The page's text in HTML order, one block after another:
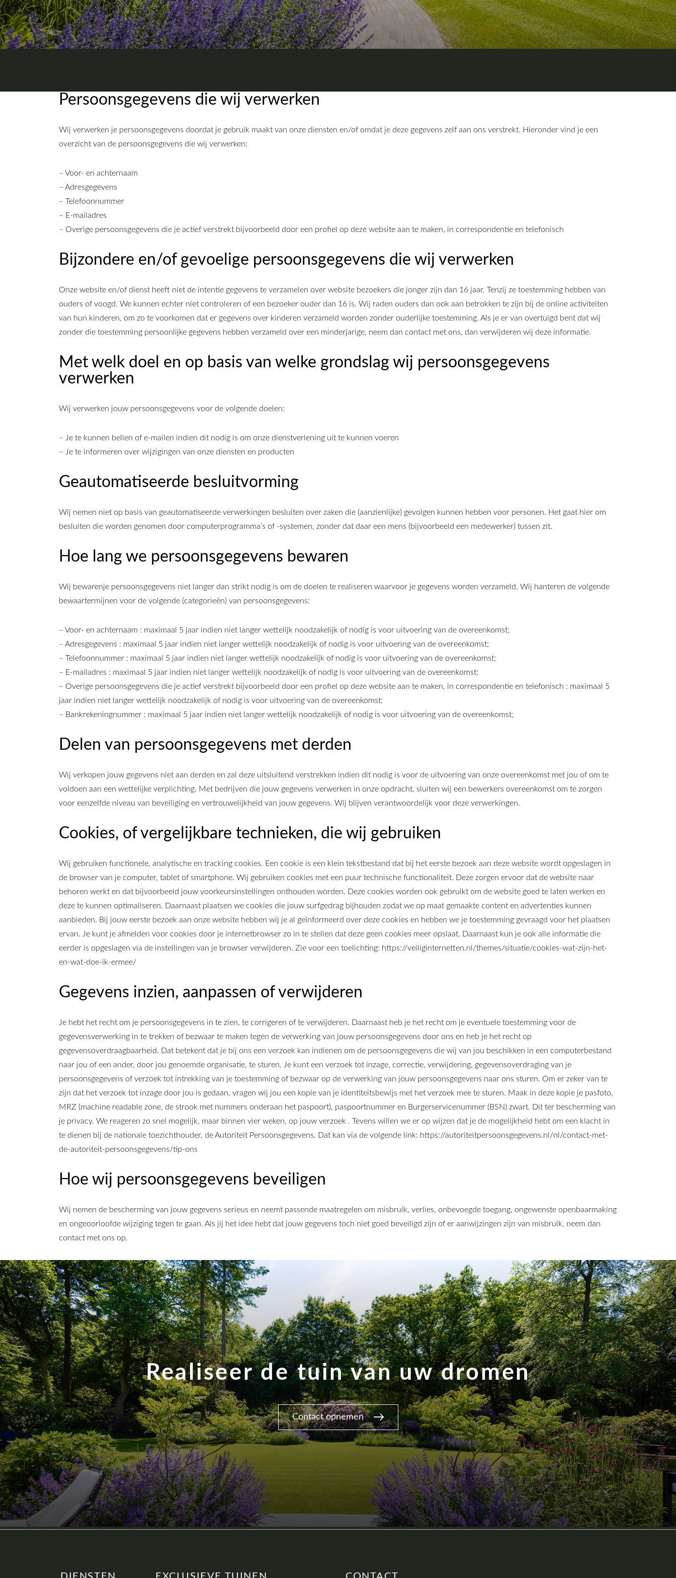
Persoonsgegevens die wij verwerken
Wij verwerken je persoonsgegevens doordat je gebruik maakt van onze diensten en/of omdat je deze gegevens zelf aan ons verstrekt. Hieronder vind je een
overzicht van de persoonsgegevens die wij verwerken:
– Voor- en achternaam
– Adresgegevens
– Telefoonnummer
– E-mailadres
– Overige persoonsgegevens die je actief verstrekt bijvoorbeeld door een profiel op deze website aan te maken, in correspondentie en telefonisch
Bijzondere en/of gevoelige persoonsgegevens die wij verwerken
Onze website en/of dienst heeft niet de intentie gegevens te verzamelen over website bezoekers die jonger zijn dan 16 jaar. Tenzij ze toestemming hebben van
ouders of voogd. We kunnen echter niet controleren of een bezoeker ouder dan 16 is. Wij raden ouders dan ook aan betrokken te zijn bij de online activiteiten
van hun kinderen, om zo te voorkomen dat er gegevens over kinderen verzameld worden zonder ouderlijke toestemming. Als je er van overtuigd bent dat wij
zonder die toestemming persoonlijke gegevens hebben verzameld over een minderjarige, neem dan contact met ons, dan verwijderen wij deze informatie.
Met welk doel en op basis van welke grondslag wij persoonsgegevens
verwerken
Wij verwerken jouw persoonsgegevens voor de volgende doelen:
– Je te kunnen bellen of e-mailen indien dit nodig is om onze dienstverlening uit te kunnen voeren
– Je te informeren over wijzigingen van onze diensten en producten
Geautomatiseerde besluitvorming
Wij nemen niet op basis van geautomatiseerde verwerkingen besluiten over zaken die (aanzienlijke) gevolgen kunnen hebben voor personen. Het gaat hier om
besluiten die worden genomen door computerprogramma’s of -systemen, zonder dat daar een mens (bijvoorbeeld een medewerker) tussen zit.
Hoe lang we persoonsgegevens bewaren
Wij bewarenje persoonsgegevens niet langer dan strikt nodig is om de doelen te realiseren waarvoor je gegevens worden verzameld. Wij hanteren de volgende
bewaartermijnen voor de volgende (categorieën) van persoonsgegevens:
– Voor- en achternaam : maximaal 5 jaar indien niet langer wettelijk noodzakelijk of nodig is voor uitvoering van de overeenkomst;
– Adresgegevens : maximaal 5 jaar indien niet langer wettelijk noodzakelijk of nodig is voor uitvoering van de overeenkomst;
– Telefoonnummer : maximaal 5 jaar indien niet langer wettelijk noodzakelijk of nodig is voor uitvoering van de overeenkomst;
– E-mailadres : maximaal 5 jaar indien niet langer wettelijk noodzakelijk of nodig is voor uitvoering van de overeenkomst;
– Overige persoonsgegevens die je actief verstrekt bijvoorbeeld door een profiel op deze website aan te maken, in correspondentie en telefonisch : maximaal 5
jaar indien niet langer wettelijk noodzakelijk of nodig is voor uitvoering van de overeenkomst;
– Bankrekeningnummer : maximaal 5 jaar indien niet langer wettelijk noodzakelijk of nodig is voor uitvoering van de overeenkomst;
Delen van persoonsgegevens met derden
Wij verkopen jouw gegevens niet aan derden en zal deze uitsluitend verstrekken indien dit nodig is voor de uitvoering van onze overeenkomst met jou of om te
voldoen aan een wettelijke verplichting. Met bedrijven die jouw gegevens verwerken in onze opdracht, sluiten wij een bewerkers overeenkomst om te zorgen
voor eenzelfde niveau van beveiliging en vertrouwelijkheid van jouw gegevens. Wij blijven verantwoordelijk voor deze verwerkingen.
Cookies, of vergelijkbare technieken, die wij gebruiken
Wij gebruiken functionele, analytische en tracking cookies. Een cookie is een klein tekstbestand dat bij het eerste bezoek aan deze website wordt opgeslagen in
de browser van je computer, tablet of smartphone. Wij gebruiken cookies met een puur technische functionaliteit. Deze zorgen ervoor dat de website naar
behoren werkt en dat bijvoorbeeld jouw voorkeursinstellingen onthouden worden. Deze cookies worden ook gebruikt om de website goed te laten werken en
deze te kunnen optimaliseren. Daarnaast plaatsen we cookies die jouw surfgedrag bijhouden zodat we op maat gemaakte content en advertenties kunnen
aanbieden. Bij jouw eerste bezoek aan onze website hebben wij je al geïnformeerd over deze cookies en hebben we je toestemming gevraagd voor het plaatsen
ervan. Je kunt je afmelden voor cookies door je internetbrowser zo in te stellen dat deze geen cookies meer opslaat. Daarnaast kun je ook alle informatie die
eerder is opgeslagen via de instellingen van je browser verwijderen. Zie voor een toelichting: https://veiliginternetten.nl/themes/situatie/cookies-wat-zijn-het-
en-wat-doe-ik-ermee/
Gegevens inzien, aanpassen of verwijderen
Je hebt het recht om je persoonsgegevens in te zien, te corrigeren of te verwijderen. Daarnaast heb je het recht om je eventuele toestemming voor de
gegevensverwerking in te trekken of bezwaar te maken tegen de verwerking van jouw persoonsgegevens door ons en heb je het recht op
gegevensoverdraagbaarheid. Dat betekent dat je bij ons een verzoek kan indienen om de persoonsgegevens die wij van jou beschikken in een computerbestand
naar jou of een ander, door jou genoemde organisatie, te sturen. Je kunt een verzoek tot inzage, correctie, verwijdering, gegevensoverdraging van je
persoonsgegevens of verzoek tot intrekking van je toestemming of bezwaar op de verwerking van jouw persoonsgegevens naar ons sturen. Om er zeker van te
zijn dat het verzoek tot inzage door jou is gedaan, vragen wij jou een kopie van je identiteitsbewijs met het verzoek mee te sturen. Maak in deze kopie je pasfoto,
MRZ (machine readable zone, de strook met nummers onderaan het paspoort), paspoortnummer en Burgerservicenummer (BSN) zwart. Dit ter bescherming van
je privacy. We reageren zo snel mogelijk, maar binnen vier weken, op jouw verzoek . Tevens willen we er op wijzen dat je de mogelijkheid hebt om een klacht in
te dienen bij de nationale toezichthouder, de Autoriteit Persoonsgegevens. Dat kan via de volgende link: https://autoriteitpersoonsgegevens.nl/nl/contact-met-
de-autoriteit-persoonsgegevens/tip-ons
Hoe wij persoonsgegevens beveiligen
Wij nemen de bescherming van jouw gegevens serieus en neemt passende maatregelen om misbruik, verlies, onbevoegde toegang, ongewenste openbaarmaking
en ongeoorloofde wijziging tegen te gaan. Als jij het idee hebt dat jouw gegevens toch niet goed beveiligd zijn of er aanwijzingen zijn van misbruik, neem dan
contact met ons op.
Realiseer de tuin van uw dromen
Contact opnemen